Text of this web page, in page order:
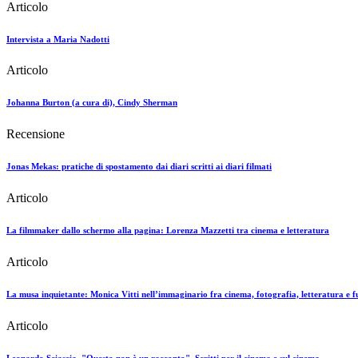
Articolo
Intervista a Maria Nadotti
Articolo
Johanna Burton (a cura di), Cindy Sherman
Recensione
Jonas Mekas: pratiche di spostamento dai diari scritti ai diari filmati
Articolo
La filmmaker dallo schermo alla pagina: Lorenza Mazzetti tra cinema e letteratura
Articolo
La musa inquietante: Monica Vitti nell’immaginario fra cinema, fotografia, letteratura e
Articolo